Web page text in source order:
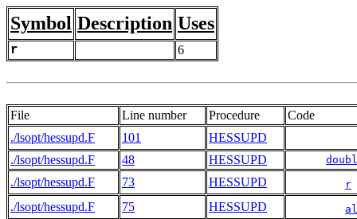
Symbol Description Uses
r 6
File Line number Procedure
Code
./lsopt/hessupd.F
101
HESSUPD
./lsopt/hessupd.F
48 HESSUPD
./lsopt/hessupd.F 73 HESSUPD r
./lsopt/hessupd.F 75 HESSUPD